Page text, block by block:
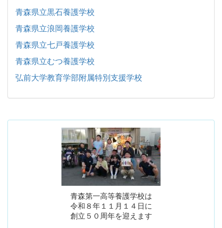
青森県立黒石養護学校
青森県立浪岡養護学校
青森県立七戸養護学校
青森県立むつ養護学校
弘前大学教育学部附属特別支援学校
青森第一高等養護学校は
令和８年１１月１４日に
創立５０周年を迎えます